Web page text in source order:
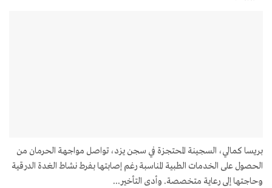
بريسا كمالي، السجينة المحتجزة في سجن يزد، تواصل مواجهة الحرمان من
الحصول على الخدمات الطبية المناسبة رغم إصابتها بفرط نشاط الغدة الدرقية
وحاجتها إلى رعاية متخصصة. وأدى التأخير...